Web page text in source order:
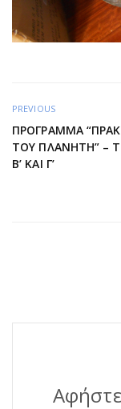
PREVIOUS
ΠΡΟΓΡΑΜΜΑ
ΤΟΥ ΠΛΑΝΗΤΗ” –
Β’ ΚΑΙ Γ’